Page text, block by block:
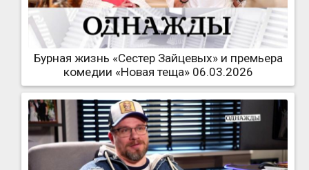
Бурная жизнь «Сестер Зайцевых» и премьера
комедии «Новая теща» 06.03.2026